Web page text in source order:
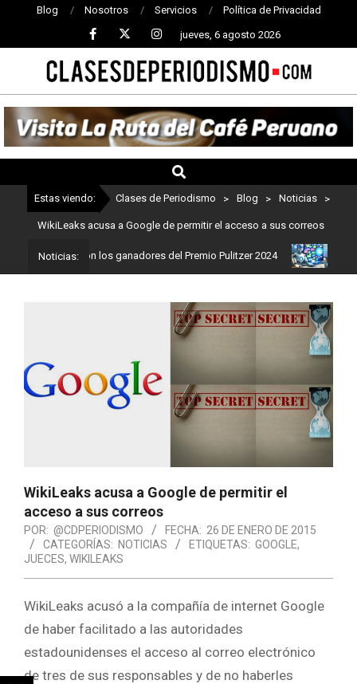
Blog Nosotros Servicios Política de Privacidad
jueves, 6 agosto 2026
CLASES
DE
PERIODISMO
Estas viendo: Clases de Periodismo > Blog > Noticias >
WikiLeaks acusa a Google de permitir el acceso a sus correos
Noticias:
Estos son los ganadores del Premio Pulitzer 2024
WikiLeaks acusa a Google de permitir el
acceso a sus correos
POR: @CDPERIODISMO FECHA: 26 DE ENERO DE 2015
CATEGORÍAS: NOTICIAS ETIQUETAS: GOOGLE,
JUECES, WIKILEAKS
WikiLeaks acusó a la compañía de internet Google
de haber facilitado a las autoridades
estadounidenses el acceso al correo electrónico
de tres de sus responsables y de no haberles